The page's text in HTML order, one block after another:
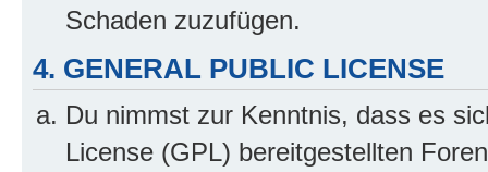
Schaden zuzufügen.
4. GENERAL PUBLIC LICENSE
Du nimmst zur Kenntnis, dass es
License (GPL) bereitgestellten